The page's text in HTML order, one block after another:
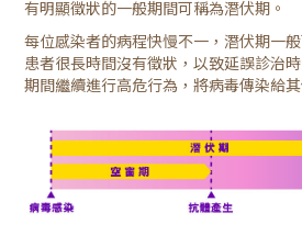
有明顯徵狀的一般期間可稱為潛伏期。
每位感染者的病程快慢不一，潛伏期一
患者很長時間沒有徵狀，以致延誤診治
期間繼續進行高危行為，將病毒傳染給其